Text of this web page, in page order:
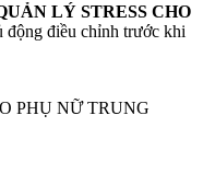
LÝ STRESS CHO
động điều chỉnh trước khi
PHỤ NỮ TRUNG